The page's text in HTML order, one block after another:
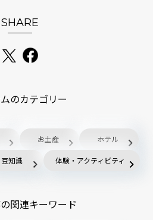
SHARE
のカテゴリー
お土産 ホテル
豆知識 体験・アクティビティ
関連キーワード